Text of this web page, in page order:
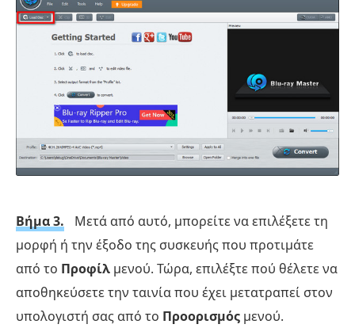
Βήμα 3.
Μετά από αυτό, μπορείτε να επιλέξετε τη
μορφή ή την έξοδο της συσκευής που προτιμάτε
από το Προφίλ μενού. Τώρα, επιλέξτε πού θέλετε να
αποθηκεύσετε την ταινία που έχει μετατραπεί στον
υπολογιστή σας από το Προορισμός μενού.